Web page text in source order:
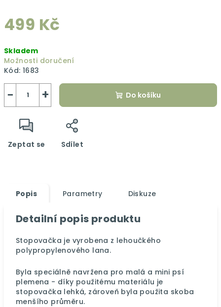
499 Kč
cena:
Skladem
Možnosti doručení
Kód: 1683
+
− Do košíku
Zeptat se Sdílet
Popis Parametry Diskuze
Detailní popis produktu
Stopovačka je vyrobena z lehoučkého
polypropylenového lana.
Byla speciálně navržena pro malá a mini psí
plemena - díky použitému materiálu je
stopovačka lehká, zároveň byla použita skoba
menšího průměru.